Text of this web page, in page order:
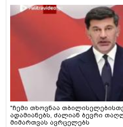
"ჩემი თხოვნაა
ადამიანებს, ძალიან ბევრი
მიმართვას ავრცელებს